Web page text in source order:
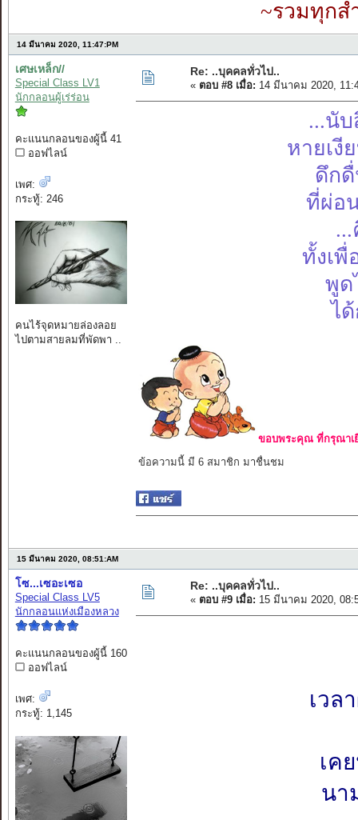
~รวมทุกส
14 มีนาคม 2020, 11:47:PM
เศษเหล็ก//
Special Class LV1
นักกลอนผู้เร่ร่อน
คะแนนกลอนของผู้นี้ 41
ออฟไลน์
เพศ:
กระทู้: 246
คนไร้จุดหมายล่องลอย
ไปตามสายลมที่พัดพา ..
Re: ..บุคคลทั่วไป..
« ตอบ #8 เมื่อ: 14 มีนาคม 2020,
...นั
หายเงี
ดึกดื่
ที่ผ่อ
ทั้งเพื่
พูด
ไ
ขอบพระคุณ ที่กรุณาเ
ข้อความนี้ มี 6 สมาชิก มาชื่นชม
15 มีนาคม 2020, 08:51:AM
โซ...เซอะเซอ
Special Class LV5
นักกลอนแห่งเมืองหลวง
คะแนนกลอนของผู้นี้ 160
ออฟไลน์
เพศ:
กระทู้: 1,145
Re: ..บุคคลทั่วไป..
« ตอบ #9 เมื่อ: 15 มีนาคม 2020,
เวล
เค
นา